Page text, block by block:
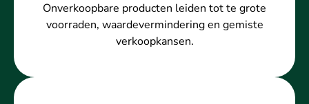
Onverkoopbare producten leiden tot te grote
voorraden, waardevermindering en gemiste
verkoopkansen.